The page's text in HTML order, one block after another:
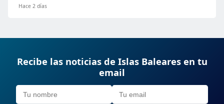
Hace 2 días
Recibe las noticias de Islas Baleares en tu
email